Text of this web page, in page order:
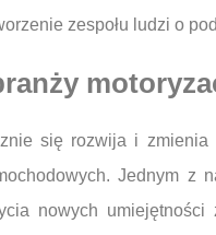
zespołu ludzi o
się rozwija i
Jednym z
nowych